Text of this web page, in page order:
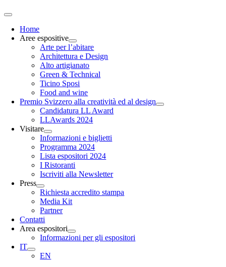
Home
Aree espositive
Arte per l’abitare
Architettura e Design
Alto artigianato
Green & Technical
Ticino Sposi
Food and wine
Premio Svizzero alla creatività ed al design
Candidatura LL Award
LLAwards 2024
Visitare
Informazioni e biglietti
Programma 2024
Lista espositori 2024
I Ristoranti
Iscriviti alla Newsletter
Press
Richiesta accredito stampa
Media Kit
Partner
Contatti
Area espositori
Informazioni per gli espositori
IT
EN